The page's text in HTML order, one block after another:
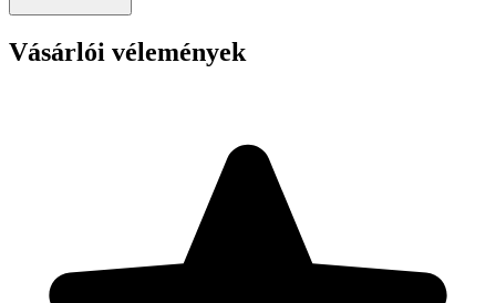
Vásárlói vélemények